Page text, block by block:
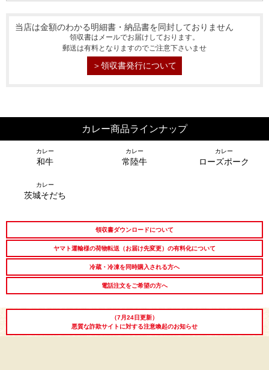
お中元ギフト
お中元ハムギフ
ト
誕生日ギフト
出産内祝い
高級肉ギフト
LINEギフト ふるさと納税
当店は金額のわかる明細書・納品書を同封しておりません
領収書はメールでお届けしております。
郵送は有料となりますのでご注意下さいませ
＞領収書発行について
カレー商品ラインナップ
カレー
和牛
カレー
常陸牛
カレー
ローズポーク
カレー
茨城そだち
領収書ダウンロードについて
ヤマト運輸様の荷物転送（お届け先変更）の有料化について
冷蔵・冷凍を同時購入される方へ
電話注文をご希望の方へ
（7月24日更新）
悪質な詐欺サイトに対する注意喚起のお知らせ